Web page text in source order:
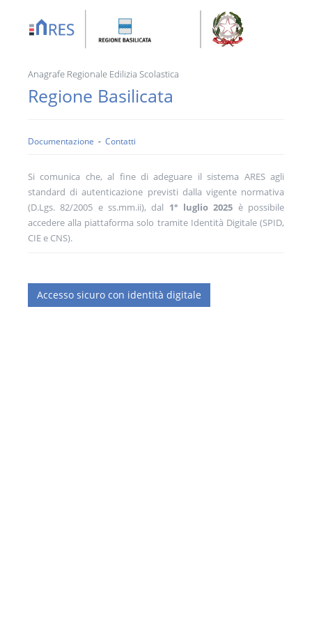
Anagrafe Regionale Edilizia Scolastica
Regione Basilicata
Documentazione - Contatti
Si comunica che, al fine di adeguare il sistema ARES agli
standard di autenticazione previsti dalla vigente normativa
(D.Lgs. 82/2005 e ss.mm.ii), dal 1° luglio 2025 è possibile
accedere alla piattaforma solo tramite Identità Digitale (SPID,
CIE e CNS).
Accesso sicuro con identità digitale